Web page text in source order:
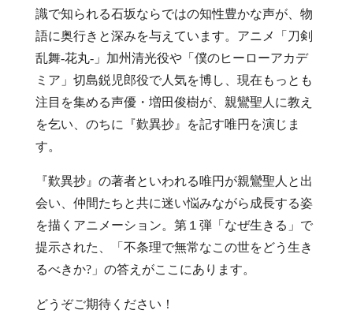
識で知られる石坂ならではの知性豊かな声が、物
語に奥行きと深みを与えています。アニメ「刀剣
乱舞-花丸-」加州清光役や「僕のヒーローアカデ
ミア」切島鋭児郎役で人気を博し、現在もっとも
注目を集める声優・増田俊樹が、親鸞聖人に教え
を乞い、のちに『歎異抄』を記す唯円を演じま
す。
『歎異抄』の著者といわれる唯円が親鸞聖人と出
会い、仲間たちと共に迷い悩みながら成長する姿
を描くアニメーション。第１弾「なぜ生きる」で
提示された、「不条理で無常なこの世をどう生き
るべきか?」の答えがここにあります。
どうぞご期待ください！